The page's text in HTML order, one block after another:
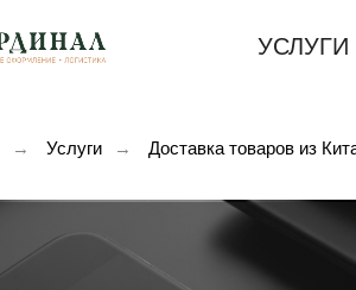
УСЛУГИ
→ Услуги → Доставка товаров из